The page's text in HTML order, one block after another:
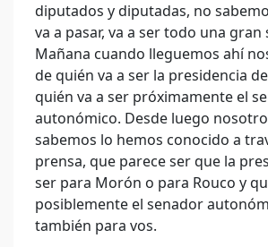
diputados y diputadas, no
va a pasar, va a ser todo una gran
Mañana cuando lleguemos ahí
de quién va a ser la presidencia
quién va a ser próximamente el
autonómico. Desde luego
sabemos lo hemos conocido a
prensa, que parece ser que la
ser para Morón o para Rouco y
posiblemente el senador
también para vos.